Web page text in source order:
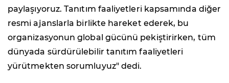
paylaşıyoruz. Tanıtım faaliyetleri kapsamında diğer
resmi ajanslarla birlikte hareket ederek, bu
organizasyonun global gücünü pekiştirirken, tüm
dünyada sürdürülebilir tanıtım faaliyetleri
yürütmekten sorumluyuz" dedi.